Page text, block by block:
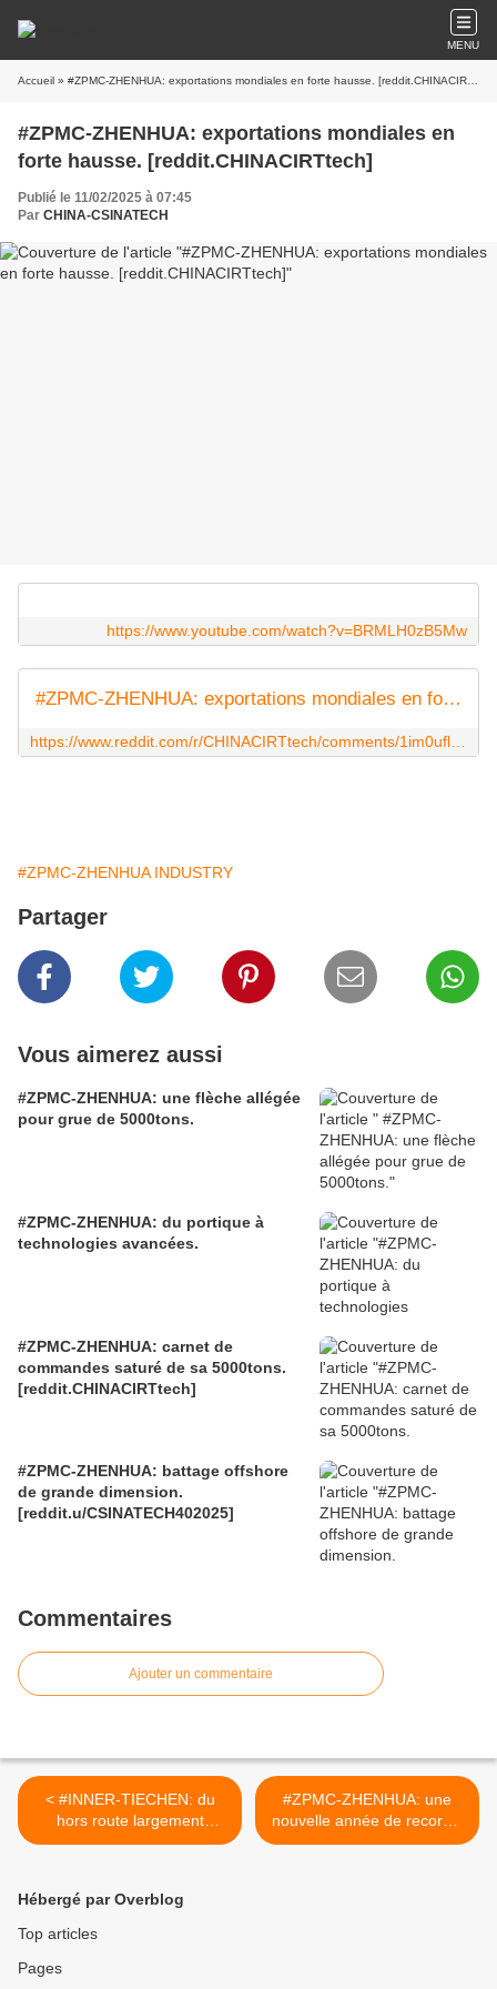
MENU
Accueil » #ZPMC-ZHENHUA: exportations mondiales en forte hausse. [reddit.CHINACIRTtech]
#ZPMC-ZHENHUA: exportations mondiales en
forte hausse. [reddit.CHINACIRTtech]
Publié le 11/02/2025 à 07:45
Par CHINA-CSINATECH
https://www.youtube.com/watch?v=BRMLH0zB5Mw
#ZPMC-ZHENHUA: exportations mondiales en forte hausse (global exports up sharply)
#ZPMC-ZHENHUA INDUSTRY
Partager
Vous aimerez aussi
#ZPMC-ZHENHUA: une flèche allégée
pour grue de 5000tons.
#ZPMC-ZHENHUA: du portique à
technologies avancées.
#ZPMC-ZHENHUA: carnet de
commandes saturé de sa 5000tons.
[reddit.CHINACIRTtech]
#ZPMC-ZHENHUA: battage offshore
de grande dimension.
[reddit.u/CSINATECH402025]
Commentaires
Ajouter un commentaire
< #INNER-TIECHEN: du
hors route largement
éprouvé.
#ZPMC-ZHENHUA: une
nouvelle année de records.
[reddit.CHINACIRTtech] >
Hébergé par Overblog
Top articles
Pages